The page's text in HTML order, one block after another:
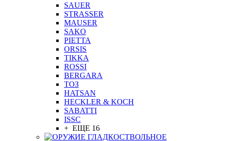
SAUER
STRASSER
MAUSER
SAKO
PIETTA
ORSIS
TIKKA
ROSSI
BERGARA
ТОЗ
HATSAN
HECKLER & KOCH
SABATTI
ISSC
+ ЕЩЕ 16